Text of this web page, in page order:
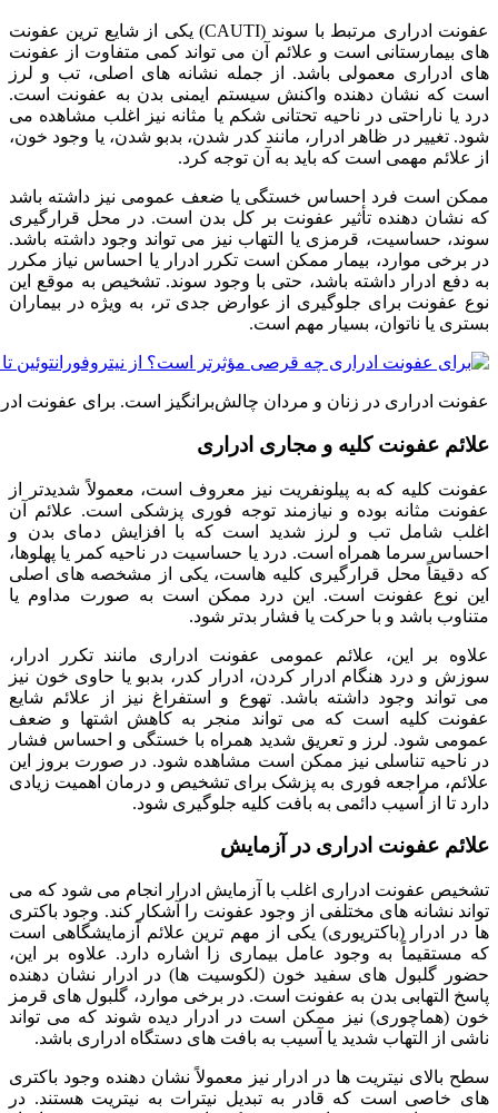
عفونت ادراری مرتبط با سوند (CAUTI) یکی از شایع ترین عفونت
های بیمارستانی است و علائم آن می تواند کمی متفاوت از عفونت
های ادراری معمولی باشد. از جمله نشانه های اصلی، تب و لرز
است که نشان دهنده واکنش سیستم ایمنی بدن به عفونت است.
درد یا ناراحتی در ناحیه تحتانی شکم یا مثانه نیز اغلب مشاهده می
شود. تغییر در ظاهر ادرار، مانند کدر شدن، بدبو شدن، یا وجود خون،
از علائم مهمی است که باید به آن توجه کرد.
ممکن است فرد احساس خستگی یا ضعف عمومی نیز داشته باشد
که نشان دهنده تأثیر عفونت بر کل بدن است. در محل قرارگیری
سوند، حساسیت، قرمزی یا التهاب نیز می تواند وجود داشته باشد.
در برخی موارد، بیمار ممکن است تکرر ادرار یا احساس نیاز مکرر
به دفع ادرار داشته باشد، حتی با وجود سوند. تشخیص به موقع این
نوع عفونت برای جلوگیری از عوارض جدی تر، به ویژه در بیماران
بستری یا ناتوان، بسیار مهم است.
عفونت ادراری در زنان و مردان چالش‌برانگیز است. برای عفونت
علائم عفونت کلیه و مجاری ادراری
عفونت کلیه که به پیلونفریت نیز معروف است، معمولاً شدیدتر از
عفونت مثانه بوده و نیازمند توجه فوری پزشکی است. علائم آن
اغلب شامل تب و لرز شدید است که با افزایش دمای بدن و
احساس سرما همراه است. درد یا حساسیت در ناحیه کمر یا پهلوها،
که دقیقاً محل قرارگیری کلیه هاست، یکی از مشخصه های اصلی
این نوع عفونت است. این درد ممکن است به صورت مداوم یا
متناوب باشد و با حرکت یا فشار بدتر شود.
علاوه بر این، علائم عمومی عفونت ادراری مانند تکرر ادرار،
سوزش و درد هنگام ادرار کردن، ادرار کدر، بدبو یا حاوی خون نیز
می تواند وجود داشته باشد. تهوع و استفراغ نیز از علائم شایع
عفونت کلیه است که می تواند منجر به کاهش اشتها و ضعف
عمومی شود. لرز و تعریق شدید همراه با خستگی و احساس فشار
در ناحیه تناسلی نیز ممکن است مشاهده شود. در صورت بروز این
علائم، مراجعه فوری به پزشک برای تشخیص و درمان اهمیت زیادی
دارد تا از آسیب دائمی به بافت کلیه جلوگیری شود.
علائم عفونت ادراری در آزمایش
تشخیص عفونت ادراری اغلب با آزمایش ادرار انجام می شود که می
تواند نشانه های مختلفی از وجود عفونت را آشکار کند. وجود باکتری
ها در ادرار (باکتریوری) یکی از مهم ترین علائم آزمایشگاهی است
که مستقیماً به وجود عامل بیماری زا اشاره دارد. علاوه بر این،
حضور گلبول های سفید خون (لکوسیت ها) در ادرار نشان دهنده
پاسخ التهابی بدن به عفونت است. در برخی موارد، گلبول های قرمز
خون (هماچوری) نیز ممکن است در ادرار دیده شوند که می تواند
ناشی از التهاب شدید یا آسیب به بافت های دستگاه ادراری باشد.
سطح بالای نیتریت ها در ادرار نیز معمولاً نشان دهنده وجود باکتری
های خاصی است که قادر به تبدیل نیترات به نیتریت هستند. در